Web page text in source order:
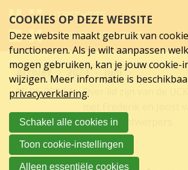
juni
2024
links
over
Spring
hoofd
inhoud
Spring
naar
hoofdnavigatie
Archief 2024
juni
11-06-202411-06-2024 17:42
Over lid zijn van de
aardige ontwerpers
Activiteiten
Nieuws
Verslagen
Sluit je aan
Over UCK
COOKIES OP DEZE WEBSITE
Deze website maakt gebruik van
functioneren. Als je wilt aanpassen
mogen gebruiken, kan je jouw cookie-
wijzigen. Meer informatie is
privacyverklaring.
Schakel alle cookies in
Toon cookie-instellingen
Alleen essentiële cookies